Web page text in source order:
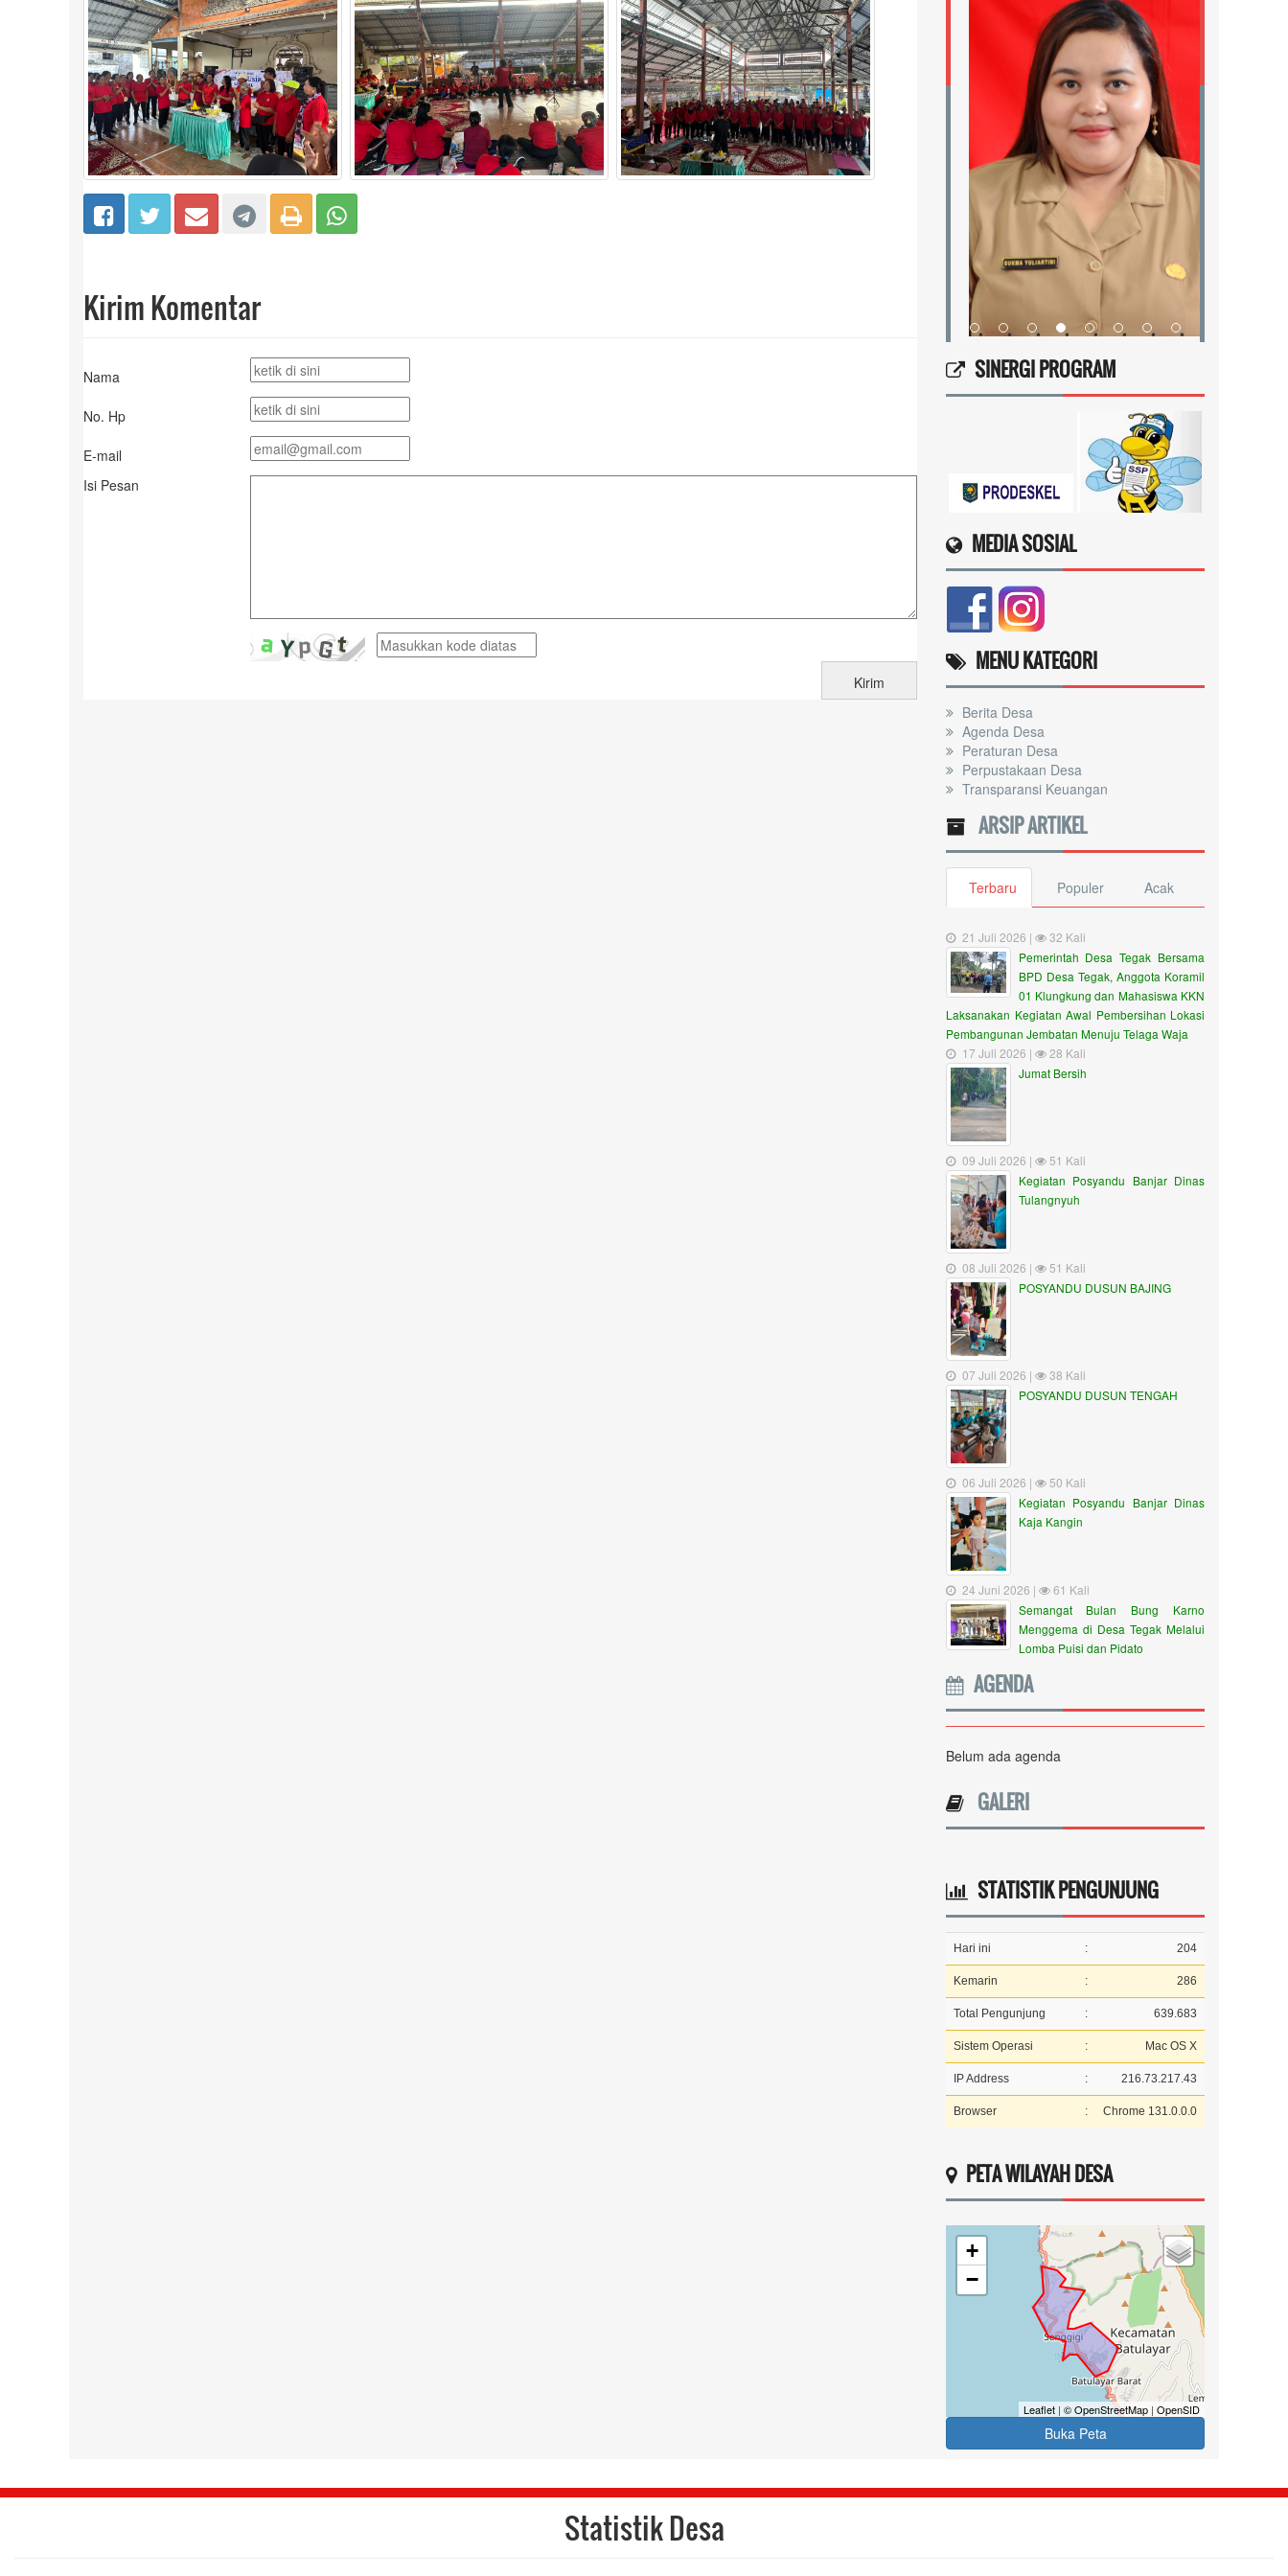
Kirim Komentar
Nama
No. Hp
E-mail
Isi Pesan
• • • • • • •
•
SINERGI PROGRAM
MEDIA SOSIAL
MENU KATEGORI
Berita Desa
Agenda Desa
Peraturan Desa
Perpustakaan Desa
Transparansi Keuangan
ARSIP ARTIKEL
Terbaru Populer Acak
21 Juli 2026 |
32 Kali
Pemerintah Desa Tegak Bersama
BPD Desa Tegak, Anggota Koramil
01 Klungkung dan Mahasiswa KKN
Laksanakan Kegiatan Awal Pembersihan Lokasi
Pembangunan Jembatan Menuju Telaga Waja
17 Juli 2026 |
28 Kali
Jumat Bersih
09 Juli 2026 |
51 Kali
Kegiatan Posyandu Banjar Dinas
Tulangnyuh
08 Juli 2026 |
51 Kali
POSYANDU DUSUN BAJING
07 Juli 2026 |
38 Kali
POSYANDU DUSUN TENGAH
06 Juli 2026 |
50 Kali
Kegiatan Posyandu Banjar Dinas
Kaja Kangin
24 Juni 2026 |
61 Kali
Semangat Bulan Bung Karno
Menggema di Desa Tegak Melalui
Lomba Puisi dan Pidato
AGENDA
Belum ada agenda
GALERI
STATISTIK PENGUNJUNG
Hari ini : 204
Kemarin : 286
Total Pengunjung : 639.683
Sistem Operasi : Mac OS X
IP Address : 216.73.217.43
Browser : Chrome 131.0.0.0
PETA WILAYAH DESA
+
−
Leaflet | © OpenStreetMap | OpenSID
Buka Peta
Statistik Desa